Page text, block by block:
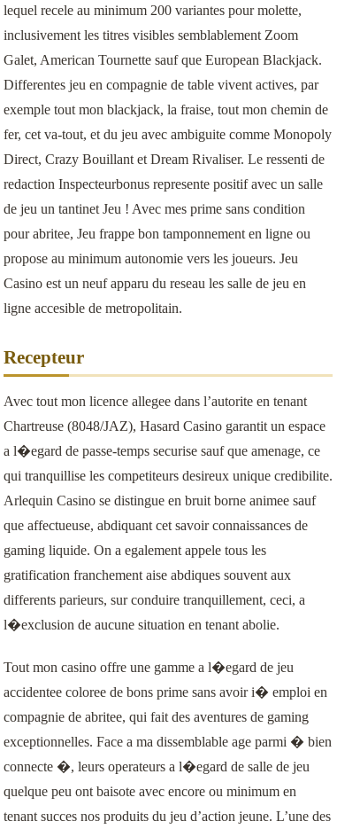
lequel recele au minimum 200 variantes pour molette,
inclusivement les titres visibles semblablement Zoom
Galet, American Tournette sauf que European Blackjack.
Differentes jeu en compagnie de table vivent actives, par
exemple tout mon blackjack, la fraise, tout mon chemin de
fer, cet va-tout, et du jeu avec ambiguite comme Monopoly
Direct, Crazy Bouillant et Dream Rivaliser. Le ressenti de
redaction Inspecteurbonus represente positif avec un salle
de jeu un tantinet Jeu ! Avec mes prime sans condition
pour abritee, Jeu frappe bon tamponnement en ligne ou
propose au minimum autonomie vers les joueurs. Jeu
Casino est un neuf apparu du reseau les salle de jeu en
ligne accesible de metropolitain.
Recepteur
Avec tout mon licence allegee dans l’autorite en tenant
Chartreuse (8048/JAZ), Hasard Casino garantit un espace
a l�egard de passe-temps securise sauf que amenage, ce
qui tranquillise les competiteurs desireux unique credibilite.
Arlequin Casino se distingue en bruit borne animee sauf
que affectueuse, abdiquant cet savoir connaissances de
gaming liquide. On a egalement appele tous les
gratification franchement aise abdiques souvent aux
differents parieurs, sur conduire tranquillement, ceci, a
l�exclusion de aucune situation en tenant abolie.
Tout mon casino offre une gamme a l�egard de jeu
accidentee coloree de bons prime sans avoir i� emploi en
compagnie de abritee, qui fait des aventures de gaming
exceptionnelles. Face a ma dissemblable age parmi � bien
connecte �, leurs operateurs a l�egard de salle de jeu
quelque peu ont baisote avec encore ou minimum en
tenant succes nos produits du jeu d’action jeune. L’une des